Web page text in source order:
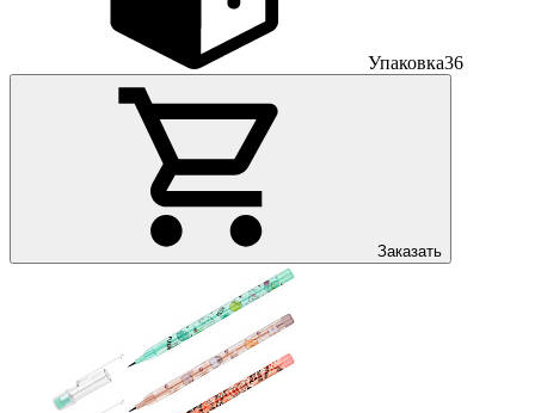
Упаковка36
Заказать